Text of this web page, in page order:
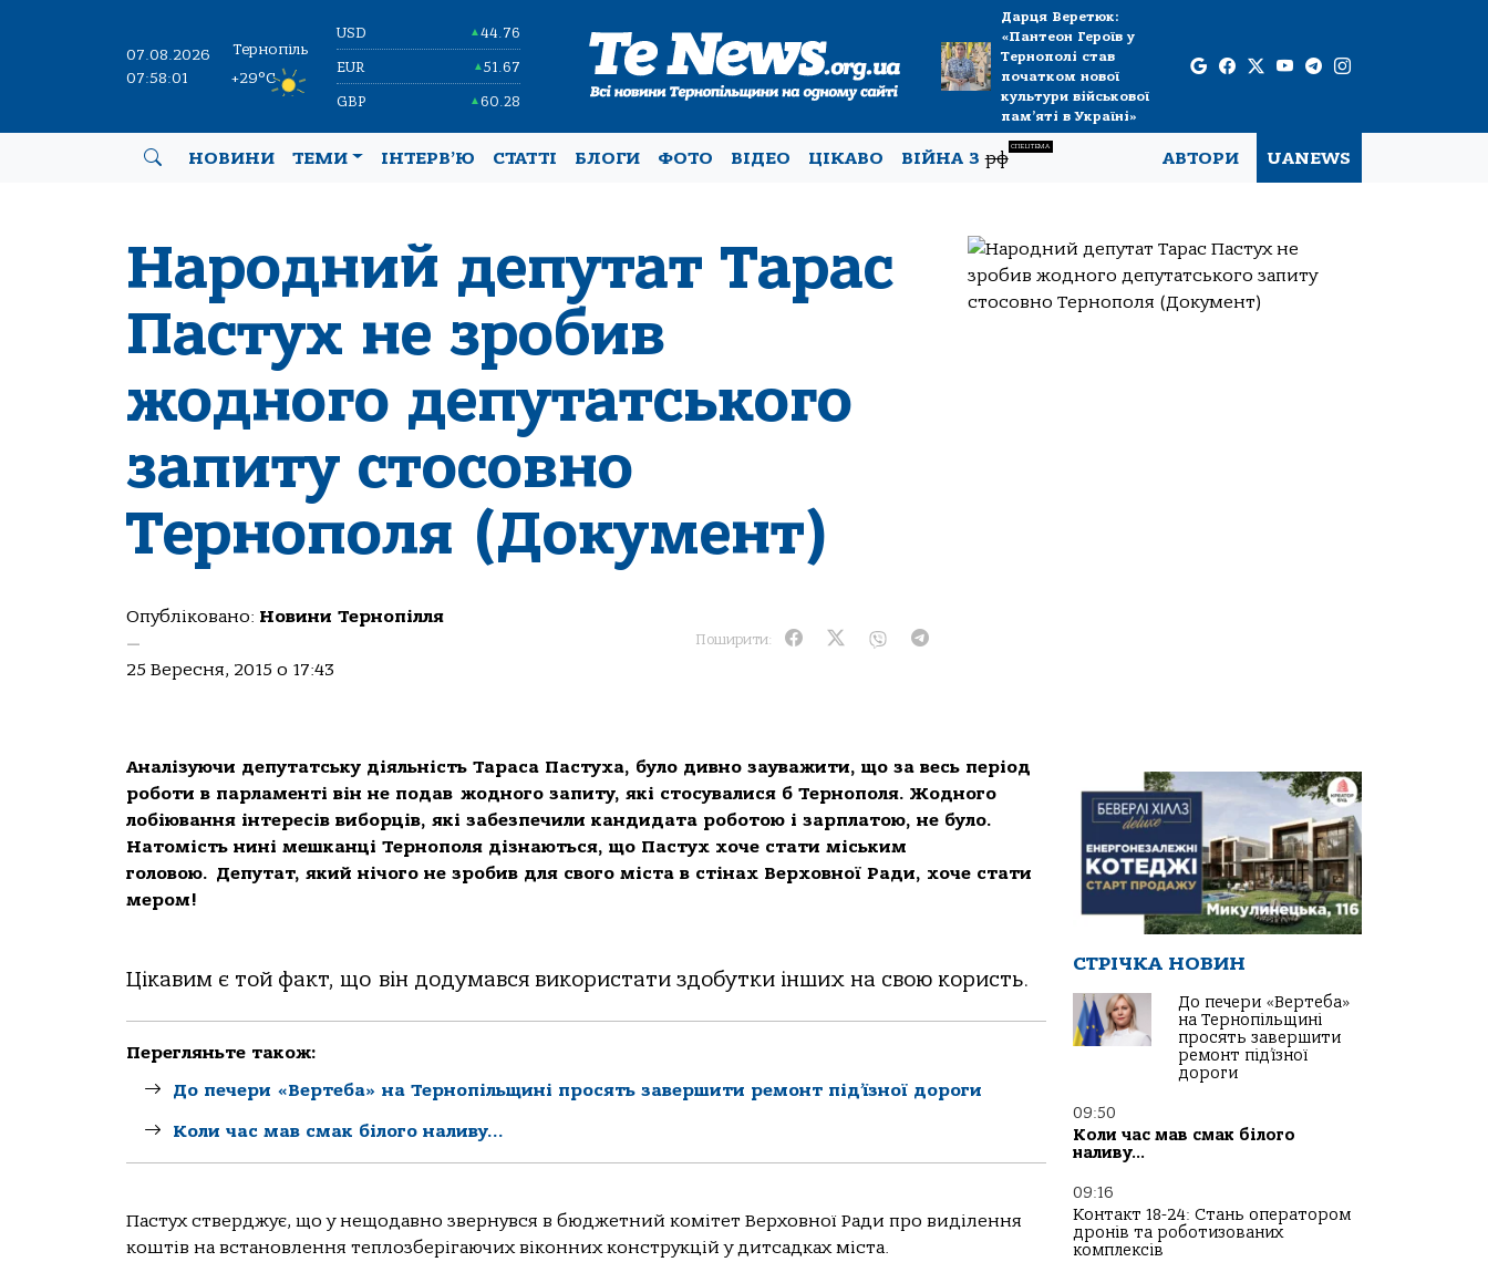
07.08.2026
07:58:02
Тернопіль
+29°C
USD ▲44.76
EUR ▲51.67
GBP ▲60.28
Дарця Веретюк:
«Пантеон Героїв у
Тернополі став
початком нової
культури військової
пам’яті в Україні»
НОВИНИ ТЕМИ ІНТЕРВ’Ю СТАТТІ БЛОГИ ФОТО ВІДЕО ЦІКАВО ВІЙНА Зрф
СПЕЦТЕМА
АВТОРИ UANEWS
Народний депутат Тарас
Пастух не зробив
жодного депутатського
запиту стосовно
Тернополя (Документ)
Опубліковано: Новини Тернопілля
—
25 Вересня, 2015 о 17:43
Поширити:
Аналізуючи депутатську діяльність Тараса Пастуха, було дивно зауважити, що за весь період
роботи в парламенті він не подав жодного запиту, які стосувалися б Тернополя. Жодного
лобіювання інтересів виборців, які забезпечили кандидата роботою і зарплатою, не було.
Натомість нині мешканці Тернополя дізнаються, що Пастух хоче стати міським
головою. Депутат, який нічого не зробив для свого міста в стінах Верховної Ради, хоче стати
мером!
Цікавим є той факт, що він додумався використати здобутки інших на свою користь.
Перегляньте також:
До печери «Вертеба» на Тернопільщині просять завершити ремонт під’їзної дороги
Коли час мав смак білого наливу…
Пастух стверджує, що у нещодавно звернувся в бюджетний комітет Верховної Ради про виділення
коштів на встановлення теплозберігаючих віконних конструкцій у дитсадках міста.
СТРІЧКА НОВИН
До печери «Вертеба»
на Тернопільщині
просять завершити
ремонт під’їзної
дороги
09:50
Коли час мав смак білого
наливу…
09:16
Контакт 18-24: Стань оператором
дронів та роботизованих
комплексів